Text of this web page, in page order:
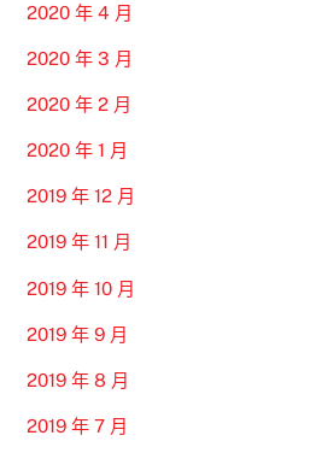
2020 年 4 月
2020 年 3 月
2020 年 2 月
2020 年 1 月
2019 年 12 月
2019 年 11 月
2019 年 10 月
2019 年 9 月
2019 年 8 月
2019 年 7 月